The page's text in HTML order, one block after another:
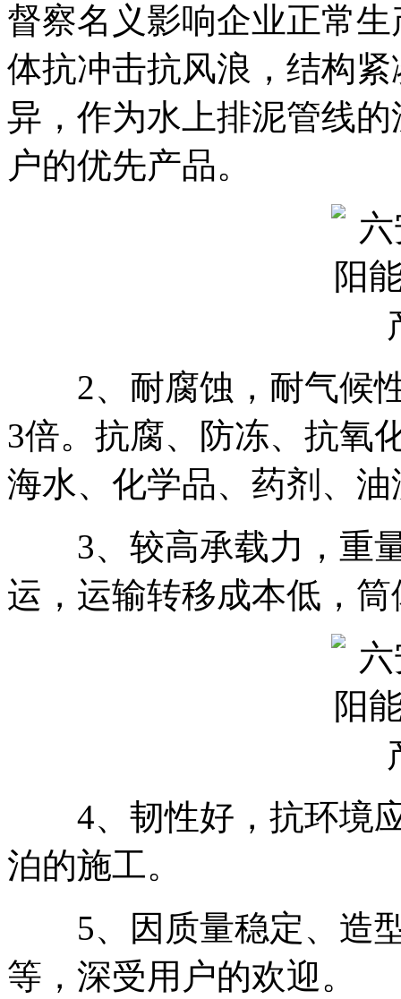
督察名义影响企业正常
体抗冲击抗风浪，结构
异，作为水上排泥管线
户的优先产品。
2、耐腐蚀，耐气候性
3倍。抗腐、防冻、抗氧
海水、化学品、药剂、
3、较高承载力，重量
运，运输转移成本低，
4、韧性好，抗环境应
泊的施工。
5、因质量稳定、造型
等，深受用户的欢迎。